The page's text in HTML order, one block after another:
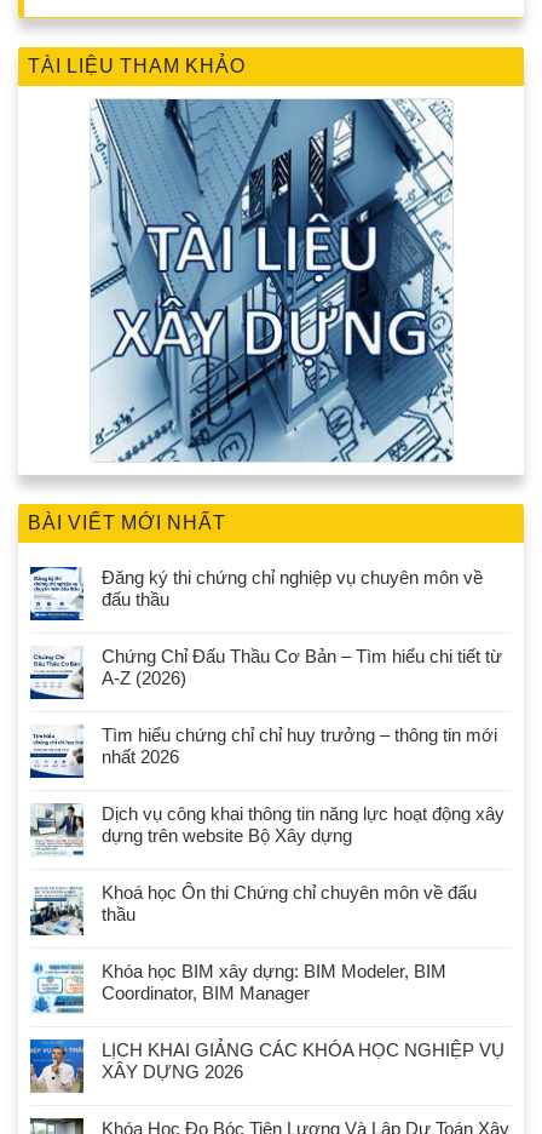
TÀI LIỆU THAM KHẢO
BÀI VIẾT MỚI NHẤT
Đăng ký thi chứng chỉ nghiệp vụ chuyên môn về
đấu thầu
Chứng Chỉ Đấu Thầu Cơ Bản – Tìm hiểu chi tiết từ
A-Z (2026)
Tìm hiểu chứng chỉ chỉ huy trưởng – thông tin mới
nhất 2026
Dịch vụ công khai thông tin năng lực hoạt động xây
dựng trên website Bộ Xây dựng
Khoá học Ôn thi Chứng chỉ chuyên môn về đấu
thầu
Khóa học BIM xây dựng: BIM Modeler, BIM
Coordinator, BIM Manager
LỊCH KHAI GIẢNG CÁC KHÓA HỌC NGHIỆP VỤ
XÂY DỰNG 2026
Khóa Học Đo Bóc Tiên Lượng Và Lập Dự Toán Xây